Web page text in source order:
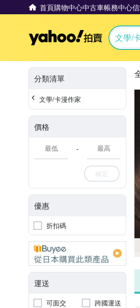
首頁購物中心中古車帳務中心
Yahoo拍
文學/
分類清單
文學/卡漫作家
價格
-
確定
優惠
折扣碼
運送
可面交 跨國運送